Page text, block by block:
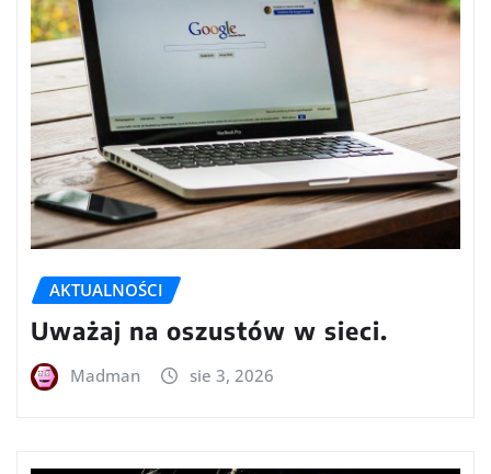
AKTUALNOŚCI
Uważaj na oszustów w sieci.
Madman sie 3, 2026